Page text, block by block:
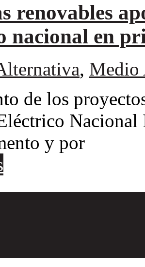
renovables
nacional en
, Medio
de los
y por